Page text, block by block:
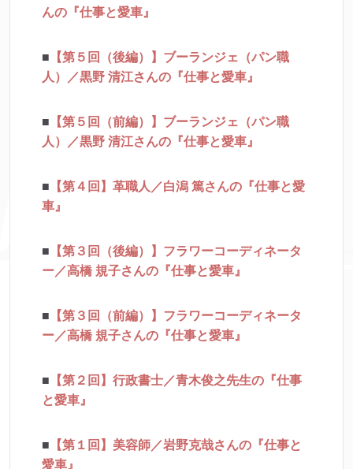
んの『仕事と愛車』
■ 【第５回（後編）】ブーランジェ（パン職
人）／黒野 清江さんの『仕事と愛車』
■ 【第５回（前編）】ブーランジェ（パン職
人）／黒野 清江さんの『仕事と愛車』
■ 【第４回】革職人／白潟 篤さんの『仕事と愛
車』
■ 【第３回（後編）】フラワーコーディネータ
ー／高橋 規子さんの『仕事と愛車』
■ 【第３回（前編）】フラワーコーディネータ
ー／高橋 規子さんの『仕事と愛車』
■ 【第２回】行政書士／青木俊之先生の『仕事
と愛車』
■ 【第１回】美容師／岩野克哉さんの『仕事と
愛車』